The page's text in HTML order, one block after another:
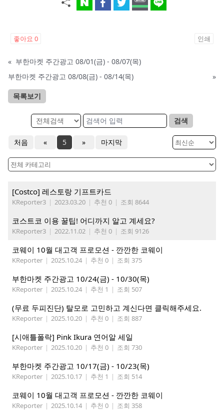
좋아요 0 인쇄
« 부한마켓 주간광고 08/01(금) - 08/07(목)
부한마켓 주간광고 08/08(금) - 08/14(목)
»
목록보기
검색
처음 « 5 » 마지막
[Costco] 레스토랑 기프트카드
KReporter3 | 2023.03.20 | 추천 0 | 조회 8644
코스트코 이용 꿀팁! 어디까지 알고 계세요?
KReporter3 | 2022.11.02 | 추천 0 | 조회 9126
코웨이 10월 대고객 프로모션 - 깐깐한 코웨이
KReporter | 2025.10.24 | 추천 0 | 조회 375
부한마켓 주간광고 10/24(금) - 10/30(목)
KReporter | 2025.10.24 | 추천 1 | 조회 507
(무료 두피진단) 탈모로 고민하고 계신다면 클릭해주세요.
KReporter | 2025.10.20 | 추천 0 | 조회 887
[시애틀폴락] Pink Ikura 연어알 세일
KReporter | 2025.10.20 | 추천 0 | 조회 730
부한마켓 주간광고 10/17(금) - 10/23(목)
KReporter | 2025.10.17 | 추천 1 | 조회 514
코웨이 10월 대고객 프로모션 - 깐깐한 코웨이
KReporter | 2025.10.14 | 추천 0 | 조회 358